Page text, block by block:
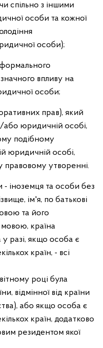
спільно з іншими
особи та кожної
особи);
формального
впливу на
особи;
прав), який
або юридичній особі,
подібному
юридичній особі,
правовому утворенні.
іноземця та особи без
ім'я, по батькові
та його
мовою, країна
у разі, якщо особа є
країн, - всі
році була
відмінної від країни
aбo якщо особа є
країн, додатково
резидентом якої